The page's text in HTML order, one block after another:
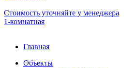
Стоимость уточняйте у менеджера
1-комнатная
Главная
Объекты